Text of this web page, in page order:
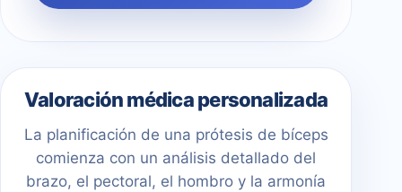
Valoración médica personalizada
La planificación de una prótesis de bíceps
comienza con un análisis detallado del
brazo, el pectoral, el hombro y la armonía